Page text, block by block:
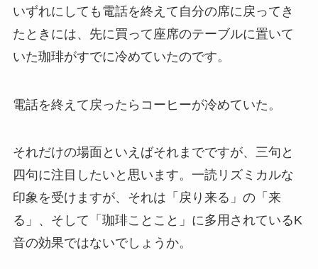
いずれにしても電話を終えて自分の席に戻ってき
たときには、先に買って座席のテーブルに置いて
いた珈琲がすでに冷めていたのです。
電話を終えて戻ったらコーヒーが冷めていた。
それだけの場面といえばそれまでですが、三句と
四句に注目したいと思います。一読リズミカルな
印象を受けますが、それは「戻り来る」の「来
る」、そして「珈琲ことこと」に多用されているK
音の効果ではないでしょうか。